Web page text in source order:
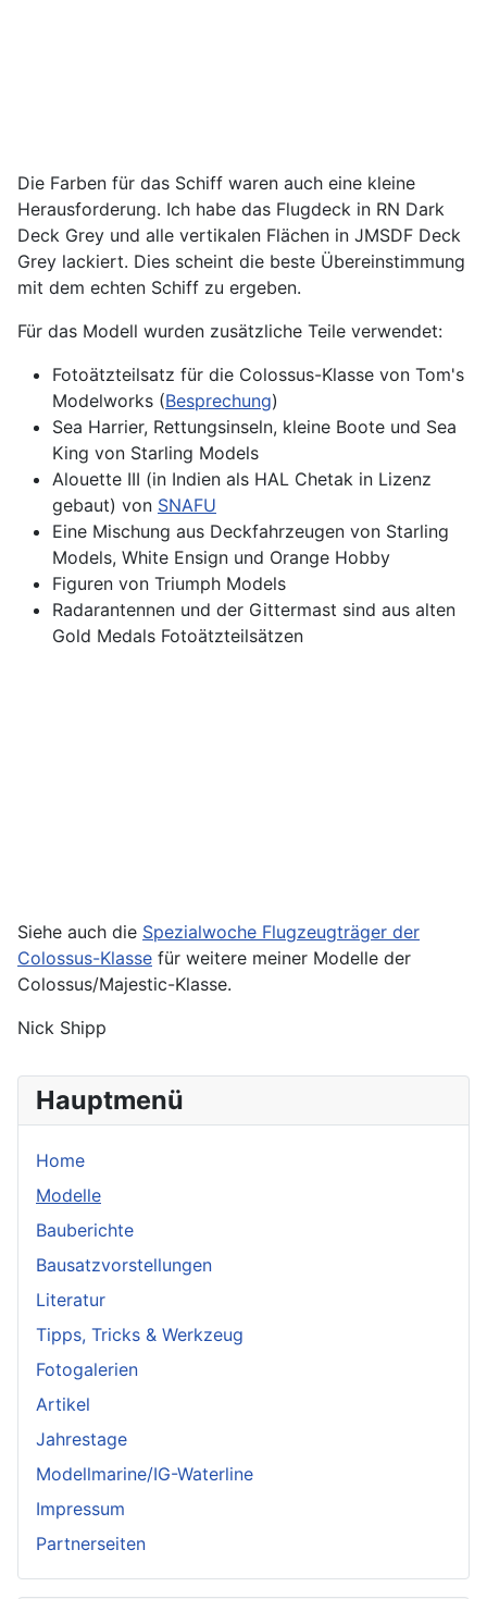
Hauptmenü
Home
Modelle
Bauberichte
Bausatzvorstellungen
Literatur
Tipps, Tricks & Werkzeug
Fotogalerien
Artikel
Jahrestage
Modellmarine/IG-Waterline
Impressum
Partnerseiten
Die Farben für das Schiff waren auch eine kleine
Herausforderung. Ich habe das Flugdeck in RN Dark
Deck Grey und alle vertikalen Flächen in JMSDF Deck
Grey lackiert. Dies scheint die beste Übereinstimmung
mit dem echten Schiff zu ergeben.
Für das Modell wurden zusätzliche Teile verwendet:
Fotoätzteilsatz für die Colossus-Klasse von Tom's
Modelworks (Besprechung)
Sea Harrier, Rettungsinseln, kleine Boote und Sea
King von Starling Models
Alouette III (in Indien als HAL Chetak in Lizenz
gebaut) von SNAFU
Eine Mischung aus Deckfahrzeugen von Starling
Models, White Ensign und Orange Hobby
Figuren von Triumph Models
Radarantennen und der Gittermast sind aus alten
Gold Medals Fotoätzteilsätzen
Siehe auch die Spezialwoche Flugzeugträger der
Colossus-Klasse für weitere meiner Modelle der
Colossus/Majestic-Klasse.
Nick Shipp